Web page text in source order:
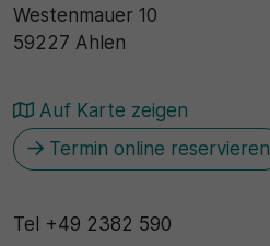
Westenmauer 10
59227 Ahlen
Auf Karte zeigen
Termin online reservieren
Tel +49 2382 590